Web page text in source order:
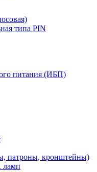
типа PIN
питания (ИБП)
патроны, кронштейны)
ламп